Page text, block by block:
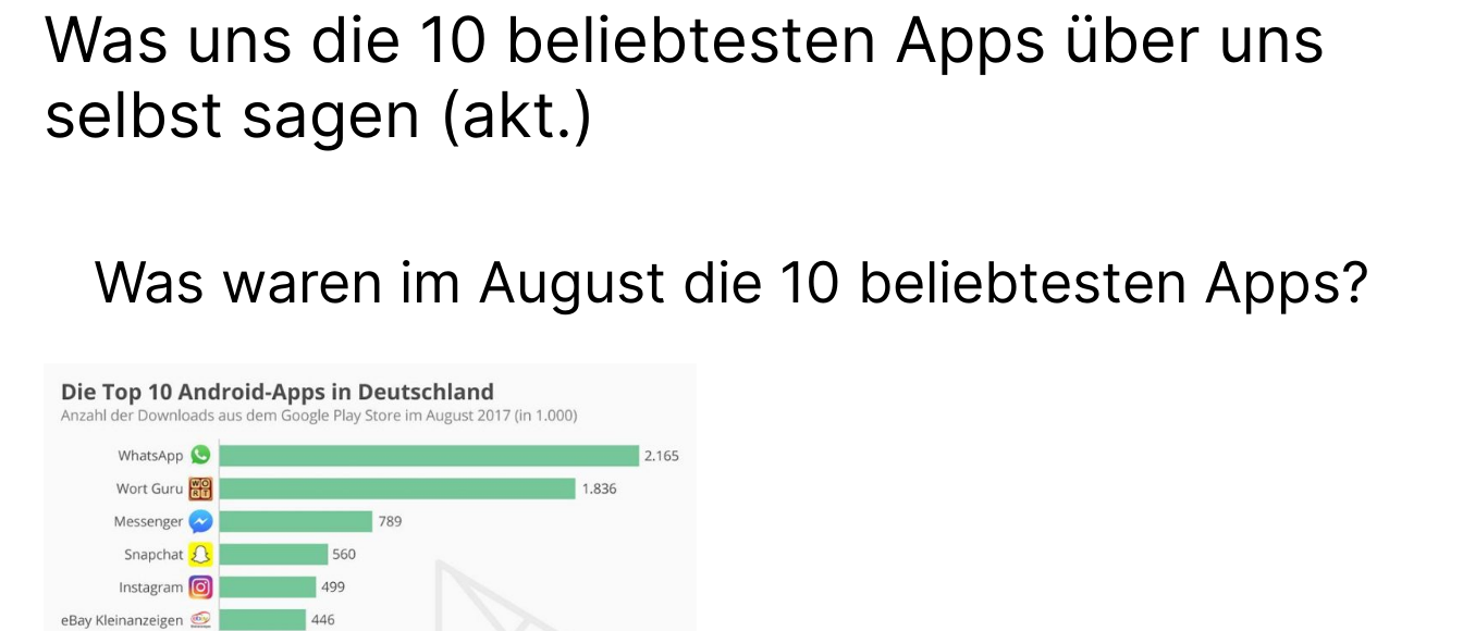
Was uns die 10 beliebtesten Apps über uns
selbst sagen (akt.)
Was waren im August die 10 beliebtesten Apps?